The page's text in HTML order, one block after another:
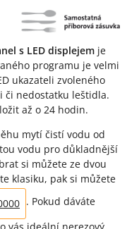
s LED displejem je
programu je velmi
ukazateli zvoleného
či nedostatku leštidla.
až o 24 hodin.
mytí čistí vodu od
vodu pro důkladnější
si můžete ze dvou
klasiku, pak si můžete
. Pokud dáváte